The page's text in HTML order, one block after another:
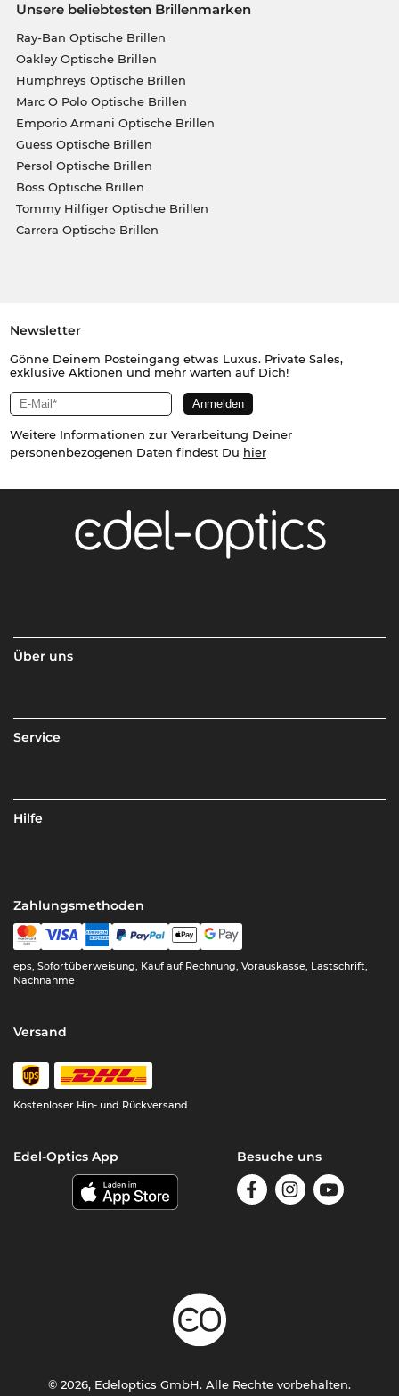
Unsere beliebtesten Brillenmarken
Ray-Ban Optische Brillen
Oakley Optische Brillen
Humphreys Optische Brillen
Marc O Polo Optische Brillen
Emporio Armani Optische Brillen
Guess Optische Brillen
Persol Optische Brillen
Boss Optische Brillen
Tommy Hilfiger Optische Brillen
Carrera Optische Brillen
Newsletter
Gönne Deinem Posteingang etwas Luxus. Private Sales,
exklusive Aktionen und mehr warten auf Dich!
Weitere Informationen zur Verarbeitung Deiner
personenbezogenen Daten findest Du hier
Über uns
Service
Hilfe
Zahlungsmethoden
eps, Sofortüberweisung, Kauf auf Rechnung, Vorauskasse, Lastschrift,
Nachnahme
Versand
Kostenloser Hin- und Rückversand
Edel-Optics App Besuche uns
© 2026, Edeloptics GmbH. Alle Rechte vorbehalten.